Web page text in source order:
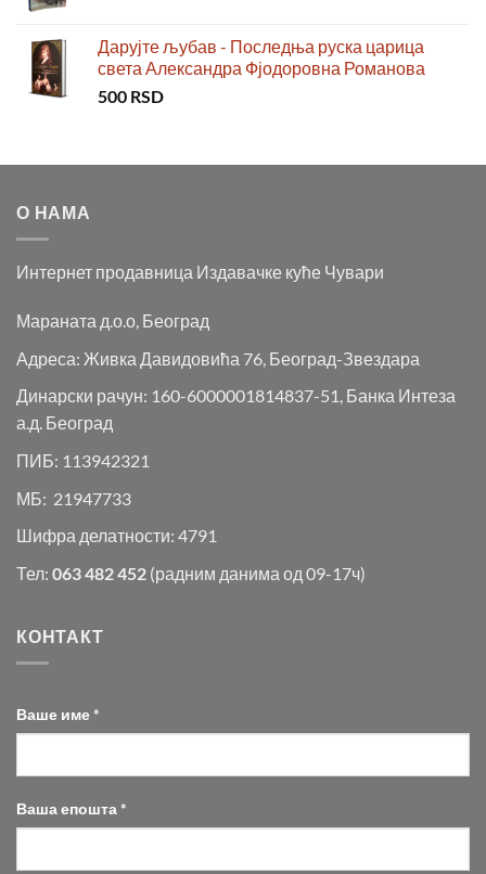
Дарујте љубав - Последња руска царица
света Александра Фјодоровна Романова
500 RSD
О НАМА
Интернет продавница Издавачке куће Чувари
Мараната д.о.о, Београд
Адреса: Живка Давидовића 76, Београд-Звездара
Динарски рачун: 160-6000001814837-51, Банка Интеза
а.д. Београд
ПИБ: 113942321
МБ: 21947733
Шифра делатности: 4791
Тел: 063 482 452 (радним данима од 09-17ч)
КОНТАКТ
Ваше име *
Ваша епошта *